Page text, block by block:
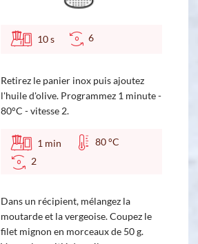
10s 6
Retirez le panier inox puis ajoutez
l'huile d'olive. Programmez 1 minute -
80°C - vitesse 2.
1 min
80 °C
2
Dans un récipient, mélangez la
moutarde et la vergeoise. Coupez le
filet mignon en morceaux de 50 g.